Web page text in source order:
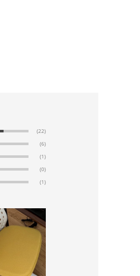
(22)
(6)
(1)
(0)
(1)